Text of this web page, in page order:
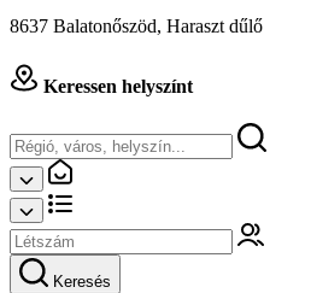
8637 Balatonőszöd, Haraszt dűlő
Keressen helyszínt
Keresés